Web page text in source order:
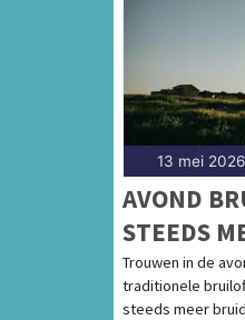
13 mei
AVOND
STEEDS
VOOR
Trouwen in de
traditionele
steeds meer